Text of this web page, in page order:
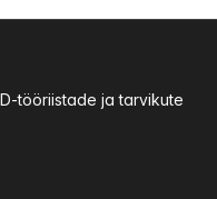
tööriistade ja tarvikute